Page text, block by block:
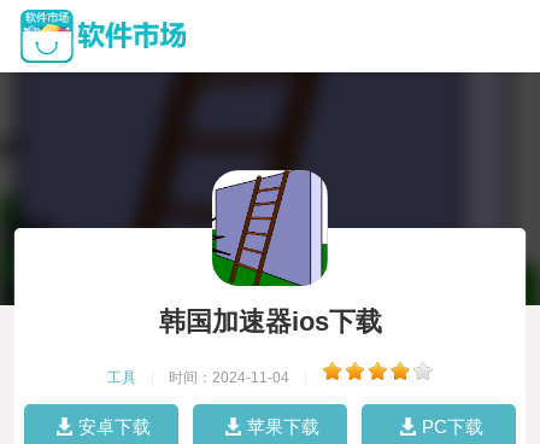
韩国加速器ios下载
工具 时间：2024-11-04
安卓下载 苹果下载 PC下载